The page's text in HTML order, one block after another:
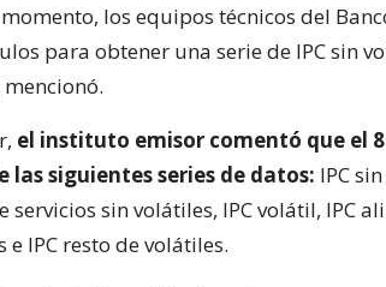
los equipos técnicos del
para obtener una serie de IPC sin
mencionó.
el instituto emisor comentó que el
las siguientes series de datos: IPC
servicios sin volátiles, IPC volátil, IPC
IPC resto de volátiles.